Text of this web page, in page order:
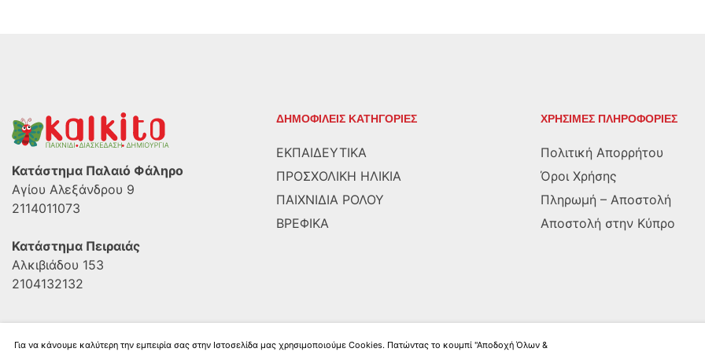
Κατάστημα Παλαιό Φάληρο
Αγίου Αλεξάνδρου 9
2114011073
Κατάστημα Πειραιάς
Αλκιβιάδου 153
2104132132
ΔΗΜΟΦΙΛΕΙΣ ΚΑΤΗΓΟΡΙΕΣ
ΕΚΠΑΙΔΕΥΤΙΚΑ
ΠΡΟΣΧΟΛΙΚΗ ΗΛΙΚΙΑ
ΠΑΙΧΝΙΔΙΑ ΡΟΛΟΥ
ΒΡΕΦΙΚΑ
ΧΡΗΣΙΜΕΣ ΠΛΗΡΟΦΟΡΙΕΣ
Πολιτική Απορρήτου
Όροι Χρήσης
Πληρωμή – Αποστολή
Αποστολή στην Κύπρο
Για να κάνουμε καλύτερη την εμπειρία σας στην Ιστοσελίδα μας χρησιμοποιούμε Cookies. Πατώντας το κουμπί "Αποδοχή Όλων &